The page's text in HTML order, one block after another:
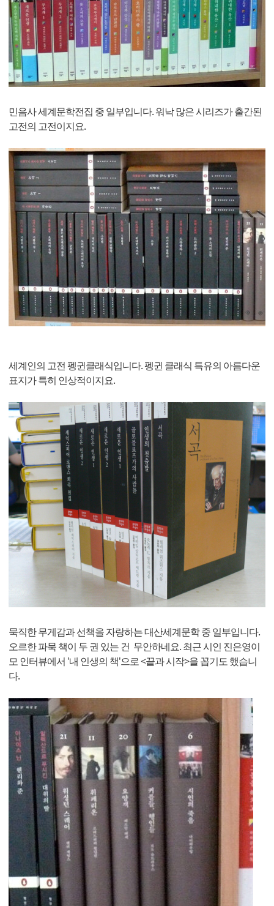
민음사 세계문학전집 중 일부입니다. 워낙 많은 시리즈가 출간된
고전의 고전이지요.
세계인의 고전 펭귄클래식입니다. 펭귄 클래식 특유의 아름다운
표지가 특히 인상적이지요.
묵직한 무게감과 선책을 자랑하는 대산세계문학 중 일부입니다.
오르한 파묵 책이 두 권 있는 건 무안하네요. 최근 시인 진은영이
모 인터뷰에서 '내 인생의 책'으로 <끝과 시작>을 꼽기도 했습니
다.